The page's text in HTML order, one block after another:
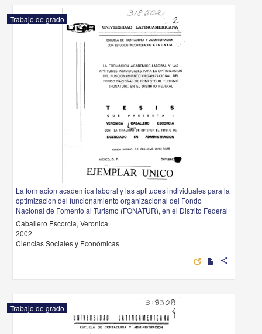
Trabajo de grado
La formacion academica laboral y las aptitudes individuales para la
optimizacion del funcionamiento organizacional del Fondo
Nacional de Fomento al Turismo (FONATUR), en el Distrito Federal
Caballero Escorcia, Veronica
2002
Ciencias Sociales y Económicas
share
Trabajo de grado